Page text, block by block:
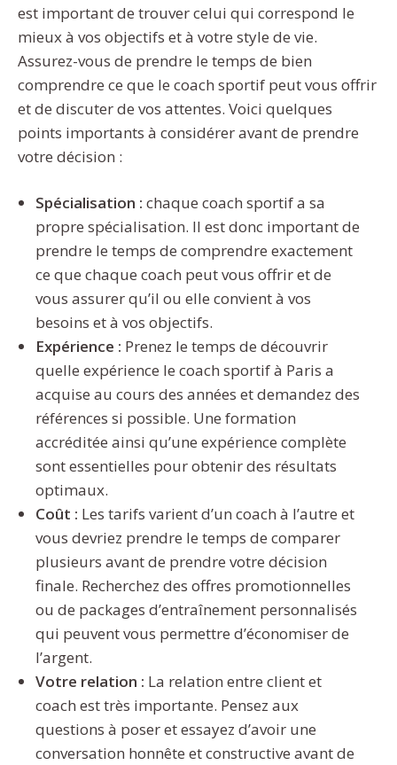
est important de trouver celui qui correspond le
mieux à vos objectifs et à votre style de vie.
Assurez-vous de prendre le temps de bien
comprendre ce que le coach sportif peut vous offrir
et de discuter de vos attentes. Voici quelques
points importants à considérer avant de prendre
votre décision :
Spécialisation : chaque coach sportif a sa
propre spécialisation. Il est donc important de
prendre le temps de comprendre exactement
ce que chaque coach peut vous offrir et de
vous assurer qu’il ou elle convient à vos
besoins et à vos objectifs.
Expérience : Prenez le temps de découvrir
quelle expérience le coach sportif à Paris a
acquise au cours des années et demandez des
références si possible. Une formation
accréditée ainsi qu’une expérience complète
sont essentielles pour obtenir des résultats
optimaux.
Coût : Les tarifs varient d’un coach à l’autre et
vous devriez prendre le temps de comparer
plusieurs avant de prendre votre décision
finale. Recherchez des offres promotionnelles
ou de packages d’entraînement personnalisés
qui peuvent vous permettre d’économiser de
l’argent.
Votre relation : La relation entre client et
coach est très importante. Pensez aux
questions à poser et essayez d’avoir une
conversation honnête et constructive avant de